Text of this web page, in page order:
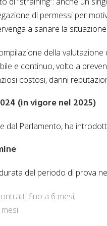
di permessi per
a sanare la situazione.
della valutazione
e continuo, volto a
costosi, danni
(in vigore nel 2025)
dal Parlamento, ha
del periodo di prova
fino a 6 mesi;